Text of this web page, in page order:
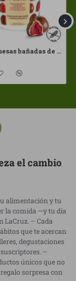
Frambuesas bañadas de chocolates con leche Franui 150gr Sin Gluten
el cambio
alimentación y tu
la comida —y tu día
LaCruz. – Cada
que te acercan
degustaciones
–
únicos que no
sorpresa con